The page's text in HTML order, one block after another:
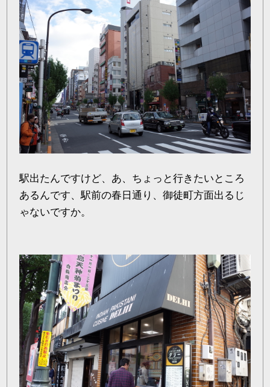
駅出たんですけど、あ、ちょっと行きたいところ
あるんです、駅前の春日通り、御徒町方面出るじ
ゃないですか。